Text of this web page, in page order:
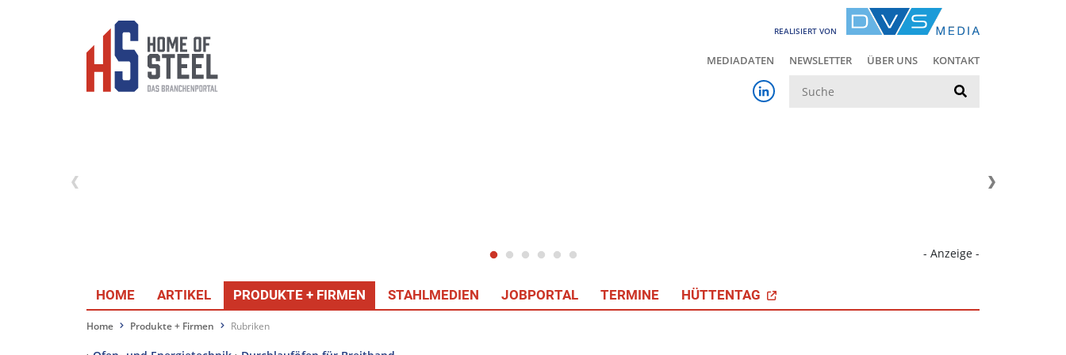
REALISIERT VON
MEDIADATEN NEWSLETTER ÜBER UNS KONTAKT
- Anzeige -
HOME ARTIKEL PRODUKTE + FIRMEN STAHLMEDIEN JOBPORTAL TERMINE HÜTTENTAG
Home Produkte + Firmen Rubriken